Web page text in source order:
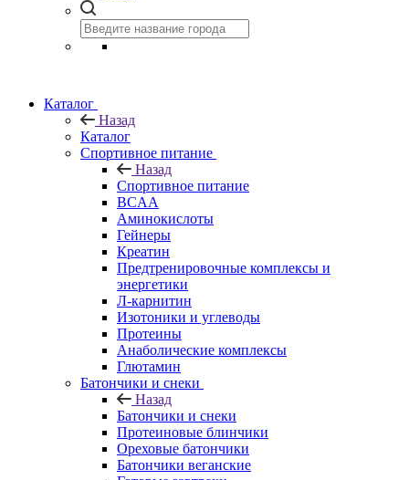
Каталог
Назад
Каталог
Спортивное питание
Назад
Спортивное питание
BCAA
Аминокислоты
Гейнеры
Креатин
Предтренировочные комплексы и
энергетики
Л-карнитин
Изотоники и углеводы
Протеины
Анаболические комплексы
Глютамин
Батончики и снеки
Назад
Батончики и снеки
Протеиновые блинчики
Ореховые батончики
Батончики веганские